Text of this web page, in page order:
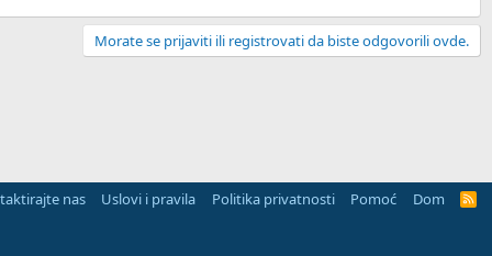
Morate se prijaviti ili registrovati da biste odgovorili ovde.
nas Uslovi i pravila Politika privatnosti Pomoć Dom
R